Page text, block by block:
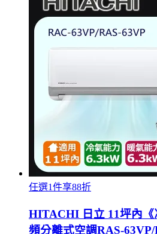
任選1件享88折
HITACHI 日立 11坪內《
頻分離式空調RAS-